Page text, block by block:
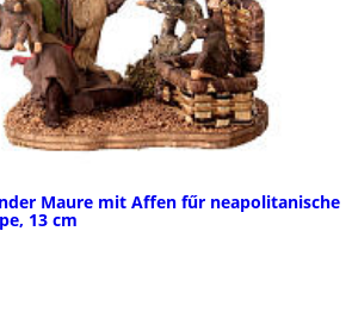
Maure mit Affen fűr neapolitanische
13 cm